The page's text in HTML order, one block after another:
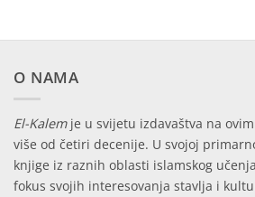
O NAMA
El-Kalemje u svijetu izdavaštva na
više od četiri decenije. U svojoj
knjige iz raznih oblasti islamskog
fokus svojih interesovanja stavlja i